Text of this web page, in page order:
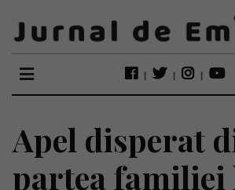
Apel disperat
partea familiei